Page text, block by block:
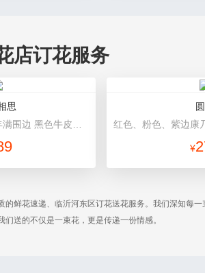
店订花服务
思
¥
的鲜花速递、临沂河东区订花送花服务。我们深知每
们送的不仅是一束花，更是传递一份情感。